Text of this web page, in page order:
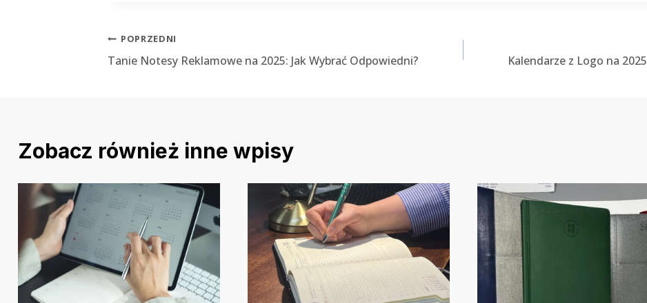
Nawigacja
POPRZEDNI
Tanie Notesy Reklamowe na 2025: Jak Wybrać Odpowiedni? Kalendarze z Logo na
Zobacz również inne wpisy